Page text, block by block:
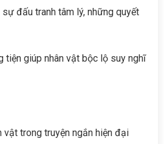
sự đấu tranh tâm lý, những quyết
tiện giúp nhân vật bộc lộ suy nghĩ
vật trong truyện ngắn hiện đại